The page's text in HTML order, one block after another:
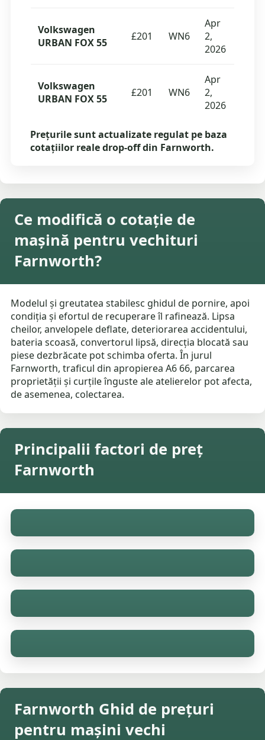
Volkswagen
URBAN FOX 55
£201 WN6
Apr
2,
2026
Volkswagen
URBAN FOX 55
£201 WN6
Apr
2,
2026
Prețurile sunt actualizate regulat pe baza
cotațiilor reale drop-off din Farnworth.
Ce modifică o cotație de
mașină pentru vechituri
Farnworth?
Modelul și greutatea stabilesc ghidul de pornire, apoi
condiția și efortul de recuperare îl rafinează. Lipsa
cheilor, anvelopele deflate, deteriorarea accidentului,
bateria scoasă, convertorul lipsă, direcția blocată sau
piese dezbrăcate pot schimba oferta. În jurul
Farnworth, traficul din apropierea A6 66, parcarea
proprietății și curțile înguste ale atelierelor pot afecta,
de asemenea, colectarea.
Principalii factori de preț
Farnworth
Farnworth Ghid de prețuri
pentru mașini vechi